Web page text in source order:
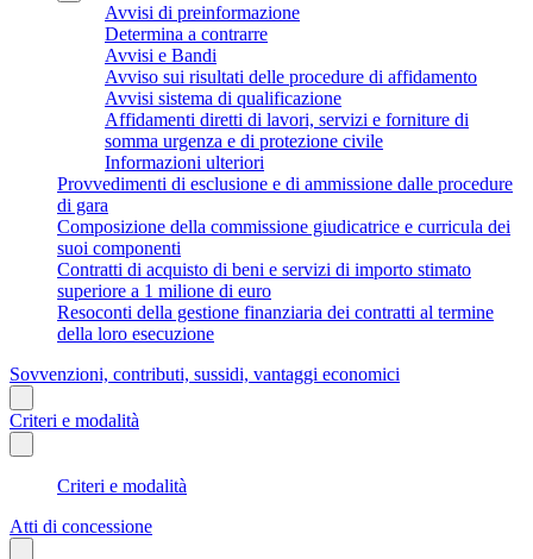
Avvisi di preinformazione
Determina a contrarre
Avvisi e Bandi
Avviso sui risultati delle procedure di affidamento
Avvisi sistema di qualificazione
Affidamenti diretti di lavori, servizi e forniture di
somma urgenza e di protezione civile
Informazioni ulteriori
Provvedimenti di esclusione e di ammissione dalle procedure
di gara
Composizione della commissione giudicatrice e curricula dei
suoi componenti
Contratti di acquisto di beni e servizi di importo stimato
superiore a 1 milione di euro
Resoconti della gestione finanziaria dei contratti al termine
della loro esecuzione
Sovvenzioni, contributi, sussidi, vantaggi economici
Criteri e modalità
Criteri e modalità
Atti di concessione